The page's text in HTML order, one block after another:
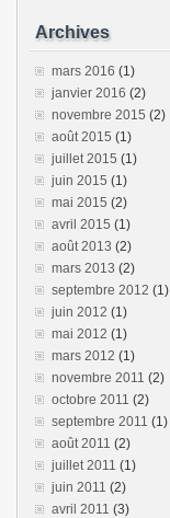
Archives
mars 2016 (1)
janvier 2016 (2)
novembre 2015 (2)
août 2015 (1)
juillet 2015 (1)
juin 2015 (1)
mai 2015 (2)
avril 2015 (1)
août 2013 (2)
mars 2013 (2)
septembre 2012 (1)
juin 2012 (1)
mai 2012 (1)
mars 2012 (1)
novembre 2011 (2)
octobre 2011 (2)
septembre 2011 (1)
août 2011 (2)
juillet 2011 (1)
juin 2011 (2)
avril 2011 (3)